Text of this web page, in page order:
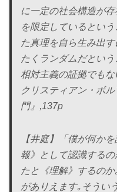
に一定の社会構造が
を限定しているとい
た真理を自ら生み出
たくランダムだとい
相対主義の証拠でも
クリスティアン・ボ
門』,137p
【井庭】「僕が何か
報》として認識する
たと《理解》するの
がありえます｡そうい